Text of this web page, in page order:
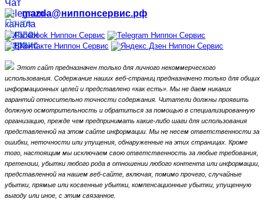
mazda@ниппонсервис.рф
Этот сайт предназначен только для личного некоммерческого
использования. Содержание наших веб-страниц предназначено только для общих
информационных целей и представлено «как есть». Мы не даем никаких
гарантий относительно точности содержания. Читатели должны проявить
должную осмотрительность и обратиться за помощью в специализированную
организацию, прежде чем предпринимать какие-либо шаги для использования
представленной на этом сайте информации. Мы не несем ответственности за
ошибки, неточности или упущения, обнаруженные на этих страницах. Кроме
того, настоящим мы исключаем свою ответственность за любые требования,
претензии, убытки любого рода в отношении любого контента или информации,
представленной на нашем веб-сайте, включая, помимо прочего, случайные
убытки, прямые или косвенные убытки, компенсационные убытки, упущенную
выгоду или иное, с этим связанное.